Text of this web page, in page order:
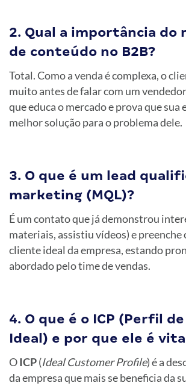
2. Qual a importância do
de conteúdo no B2B?
Total. Como a venda é complexa, o
muito antes de falar com um
que educa o mercado e prova que sua
melhor solução para o problema dele.
3. O que é um lead
marketing (MQL)?
É um contato que já demonstrou
materiais, assistiu vídeos) e preenche
cliente ideal da empresa, estando
abordado pelo time de vendas.
4. O que é o ICP (Perfil
Ideal) e por que ele é
OICP(Ideal Customer Profile) é a
da empresa que mais se beneficia da